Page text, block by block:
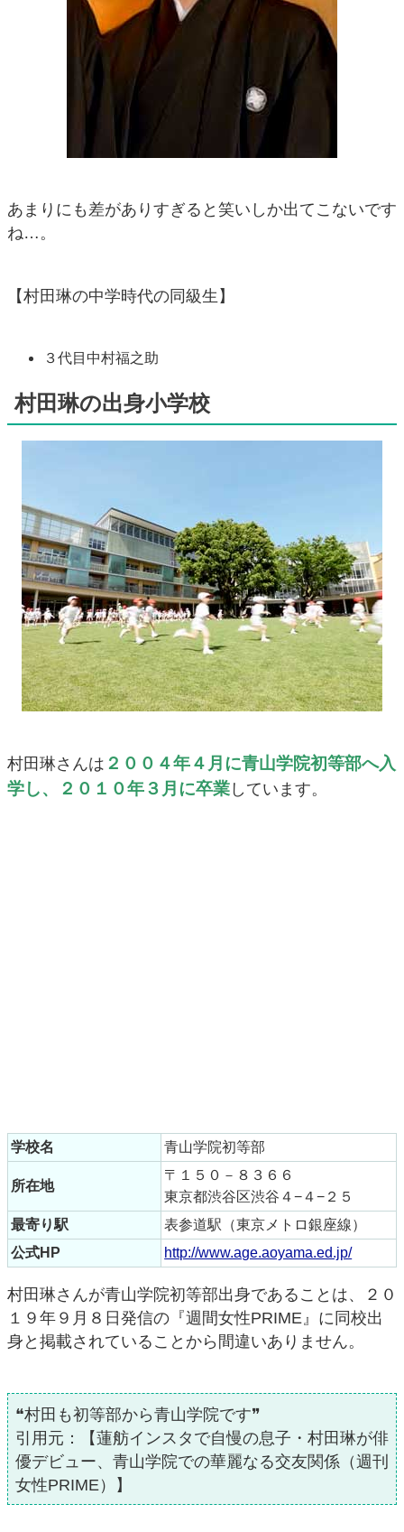
あまりにも差がありすぎると笑いしか出てこないです
ね…。
【村田琳の中学時代の同級生】
３代目中村福之助
村田琳の出身小学校
村田琳さんは ２００４年４月に青山学院初等部へ入
学し、２０１０年３月に卒業 しています。
学校名 青山学院初等部
所在地
〒１５０－８３６６
東京都渋谷区渋谷４−４−２５
最寄り駅
表参道駅（東京メトロ銀座線）
公式HP
http://www.age.aoyama.ed.jp/
村田琳さんが青山学院初等部出身であることは、２０
１９年９月８日発信の『週間女性PRIME』に同校出
身と掲載されていることから間違いありません。
❝村田も初等部から青山学院です❞
引用元：【蓮舫インスタで自慢の息子・村田琳が俳
優デビュー、青山学院での華麗なる交友関係（週刊
女性PRIME）】